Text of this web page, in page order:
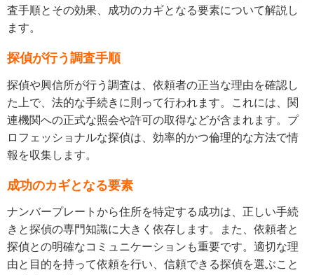
査手順とその効果、成功のカギとなる要素について解説し
ます。
探偵が行う調査手順
探偵や興信所が行う調査は、依頼者の正当な理由を確認し
た上で、法的な手続きに則って行われます。これには、関
連機関への正式な照会や許可の取得などが含まれます。プ
ロフェッショナルな探偵は、効率的かつ倫理的な方法で情
報を収集します。
成功のカギとなる要素
ナンバープレートから住所を特定する成功は、正しい手続
きと探偵の専門知識に大きく依存します。また、依頼者と
探偵との明確なコミュニケーションも重要です。適切な理
由と目的を持って依頼を行い、信頼できる探偵を選ぶこと